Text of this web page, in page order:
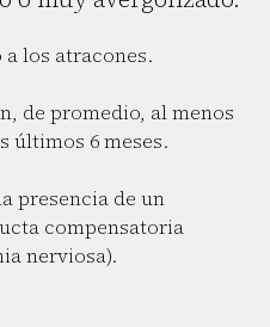
los atracones.
de promedio, al menos
últimos 6 meses.
presencia de un
compensatoria
nerviosa).